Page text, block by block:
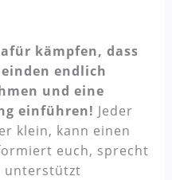
kämpfen, dass
endlich
und eine
einführen! Jeder
klein, kann einen
euch, sprecht
unterstützt